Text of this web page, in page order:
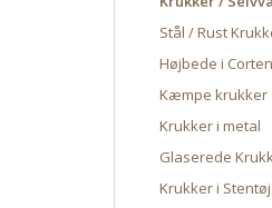
Stål / Rust
Højbede i
Kæmpe krukker
Krukker i metal
Glaserede
Krukker i Stentøj